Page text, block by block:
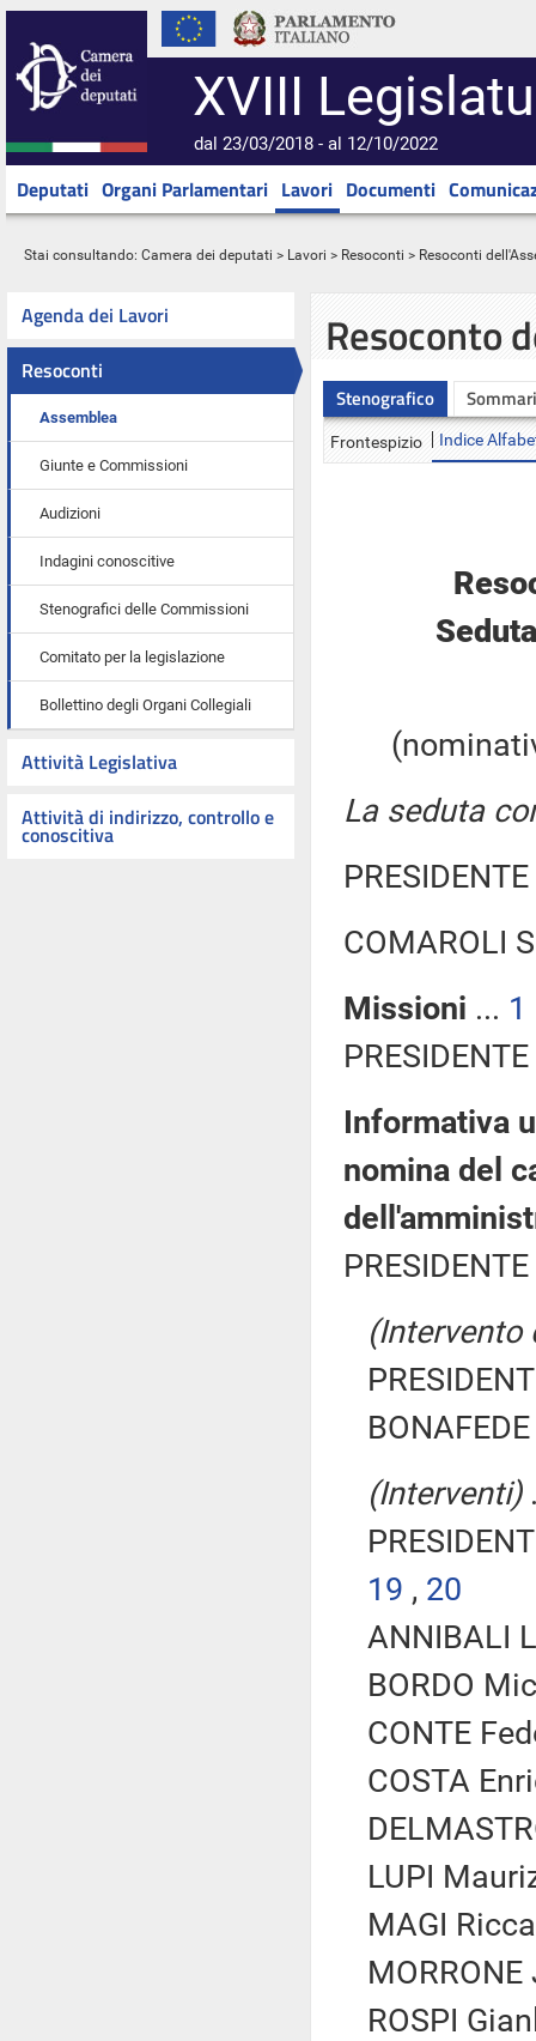
XVIII
dal 23/03/2018 - al 12/10/2022
Deputati Organi Parlamentari Lavori Documenti
Stai consultando: Camera dei deputati > Lavori > Resoconti > Resoconti
Agenda dei Lavori
Resoconti
Assemblea
Giunte e Commissioni
Audizioni
Indagini conoscitive
Stenografici delle Commissioni
Comitato per la legislazione
Bollettino degli Organi Collegiali
Attività Legislativa
Attività di indirizzo, controllo e
conoscitiva
Resoconto
Stenografico
Frontespizio Indice
La seduta
COMAROLI
Missioni ... 1
Informativa
nomina del
(Intervento
(Interventi)
19 , 20
ANNIBALI
BORDO
CONTE
COSTA
LUPI
MAGI
ROSPI